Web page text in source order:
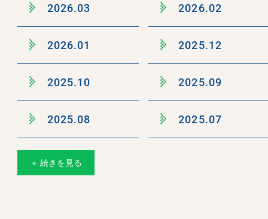
2026.03 2026.02
2026.01 2025.12
2025.10 2025.09
2025.08 2025.07
＋ 続きを見る